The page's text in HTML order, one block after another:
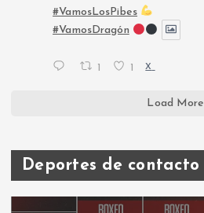
#VamosLosPibes
#VamosDragón
1 1 X
Load More
Deportes de contacto